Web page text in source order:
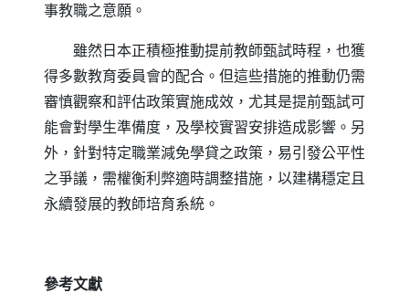
事教職之意願。
雖然日本正積極推動提前教師甄試時程，也獲
得多數教育委員會的配合。但這些措施的推動仍需
審慎觀察和評估政策實施成效，尤其是提前甄試可
能會對學生準備度，及學校實習安排造成影響。另
外，針對特定職業減免學貸之政策，易引發公平性
之爭議，需權衡利弊適時調整措施，以建構穩定且
永續發展的教師培育系統。
參考文獻